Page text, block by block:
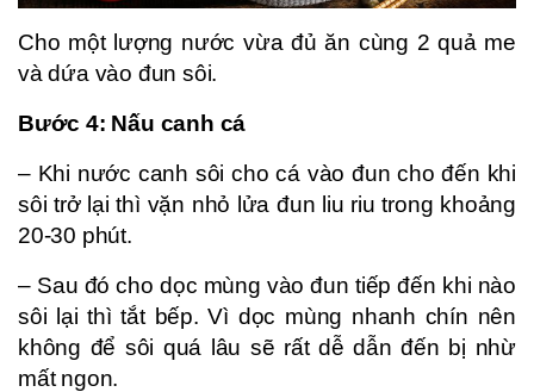
Cho một lượng nước vừa đủ ăn cùng 2 quả me
và dứa vào đun sôi.
Bước 4: Nấu canh cá
– Khi nước canh sôi cho cá vào đun cho đến khi
sôi trở lại thì vặn nhỏ lửa đun liu riu trong khoảng
20-30 phút.
– Sau đó cho dọc mùng vào đun tiếp đến khi nào
sôi lại thì tắt bếp. Vì dọc mùng nhanh chín nên
không để sôi quá lâu sẽ rất dễ dẫn đến bị nhừ
mất ngon.